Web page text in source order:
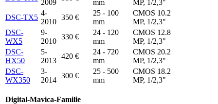
2009 mm
MP, 1/2,3"
DSC-TX5
4-
2010
350 €
25 - 100
mm
CMOS 10.2
MP, 1/2,3"
DSC-
WX5
9-
2010
330 €
24 - 120
mm
CMOS 12.8
MP, 1/2,3"
DSC-
HX50
5-
2013
420 €
24 - 720
mm
CMOS 20.2
MP, 1/2,3"
DSC-
WX350
3-
2014
300 €
25 - 500
mm
CMOS 18.2
MP, 1/2,3"
Digital-Mavica-Familie